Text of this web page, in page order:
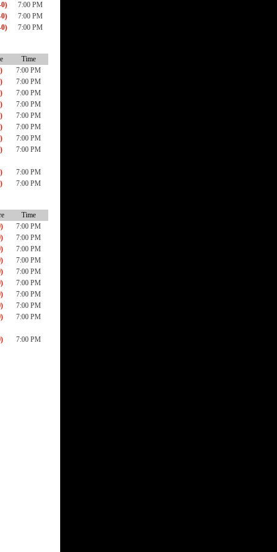
7:00 PM
7:00 PM
7:00 PM
Time
7:00 PM
7:00 PM
7:00 PM
7:00 PM
7:00 PM
7:00 PM
7:00 PM
7:00 PM
7:00 PM
7:00 PM
Time
7:00 PM
7:00 PM
7:00 PM
7:00 PM
7:00 PM
7:00 PM
7:00 PM
7:00 PM
7:00 PM
7:00 PM